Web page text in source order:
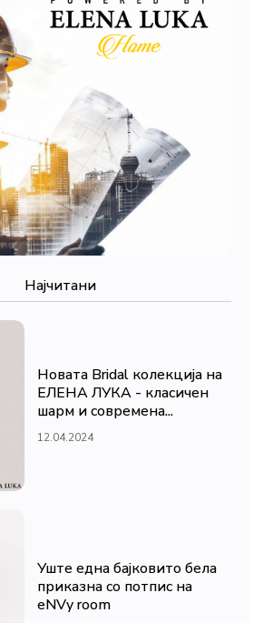
Најчитани
Новата Bridal колекција на
ЕЛЕНА ЛУКА - класичен
шарм и современа...
12.04.2024
Уште една бајковито бела
приказна со потпис на
eNVy room